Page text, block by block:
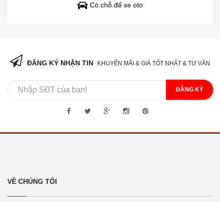
Có chỗ để xe oto
ĐĂNG KÝ NHẬN TIN KHUYẾN MÃI & GIÁ TỐT NHẤT & TƯ VẤN
ĐĂNG KÝ
VỀ CHÚNG TÔI